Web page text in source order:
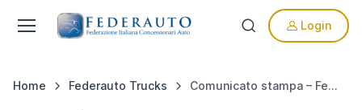
Login
Home Federauto Trucks Comunicato stampa – Federauto Trucks&Van, Artusi: «Bando alle ideologie: nessuna contrapposizione tra Bio-fuels e Full electric!»